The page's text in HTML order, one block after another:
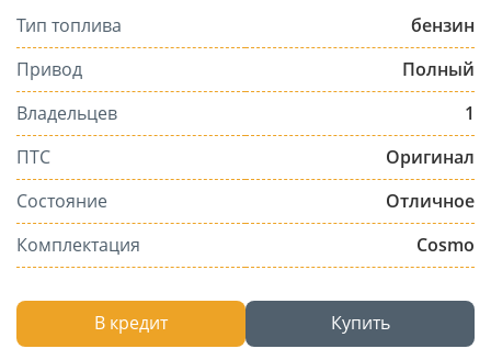
Тип топлива
бензин
Привод
Полный
Владельцев
1
ПТС
Оригинал
Состояние
Отличное
Комплектация
Cosmo
В кредит Купить